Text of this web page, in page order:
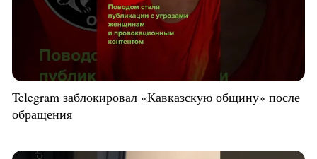
Telegram заблокировал «Кавказскую общину» после
обращения